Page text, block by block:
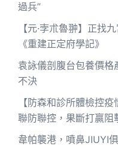
過兵”
【元·孛朮魯翀】正找
《重建正定府學記》
袁詠儀剖腹台包養價
不決
【防森和診所體檢控
聯防聯控，果斷打贏阻
韋帕襲港，噴鼻JIUYI